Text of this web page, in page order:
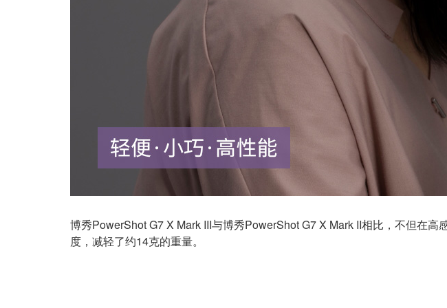
博秀PowerShot G7 X Mark III与博秀PowerShot G7 X Mark II相比，不但在
度，减轻了约14克的重量。